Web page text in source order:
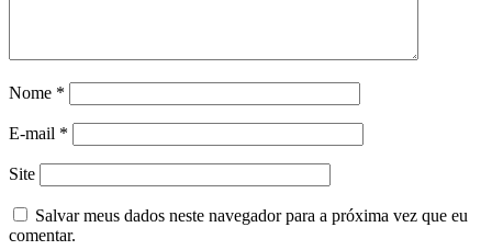
Nome *
E-mail *
Site
Salvar meus dados neste navegador para a próxima vez que eu
comentar.